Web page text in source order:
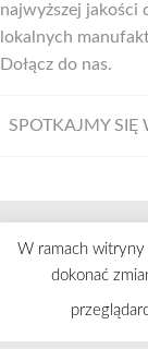
najwyższej jakości
lokalnych
Dołącz do nas.
SPOTKAJMY SIĘ
STRONA GŁÓWNA
Wszelkie
W ramach witryny
dokonać